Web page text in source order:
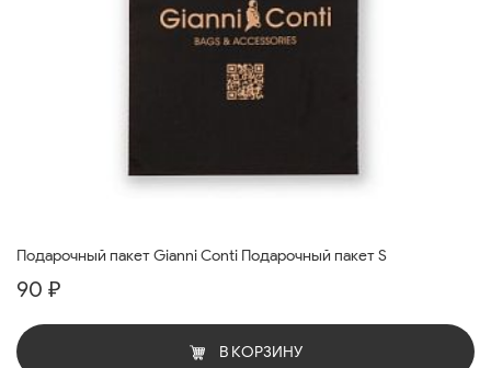
Подарочный пакет Gianni Conti Подарочный пакет S
90 ₽
В КОРЗИНУ